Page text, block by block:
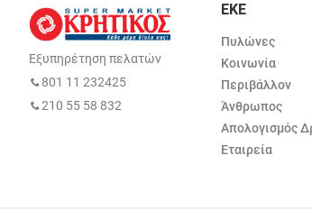
Εξυπηρέτηση πελατών
801 11 232425
210 55 58 832
ΕΚΕ
Πυλώνες
Κοινωνία
Περιβάλλον
Άνθρωπος
Απολογισμός
Εταιρεία